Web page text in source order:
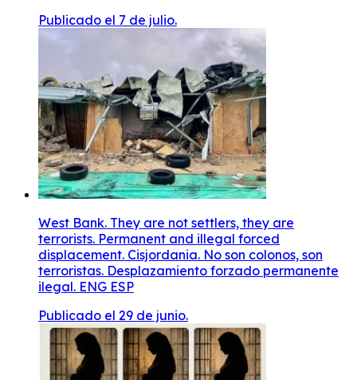
Publicado el 7 de julio.
West Bank. They are not settlers, they are
terrorists. Permanent and illegal forced
displacement. Cisjordania. No son colonos, son
terroristas. Desplazamiento forzado permanente
ilegal. ENG ESP
Publicado el 29 de junio.